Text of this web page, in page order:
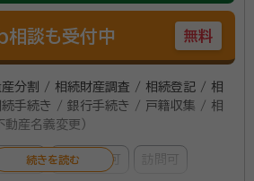
談も受付中 無料
分割 / 相続財産調査 / 相続登記 / 相
手続き / 銀行手続き / 戸籍収集 / 相
産名義変更）
相談可 電話相談可 訪問可